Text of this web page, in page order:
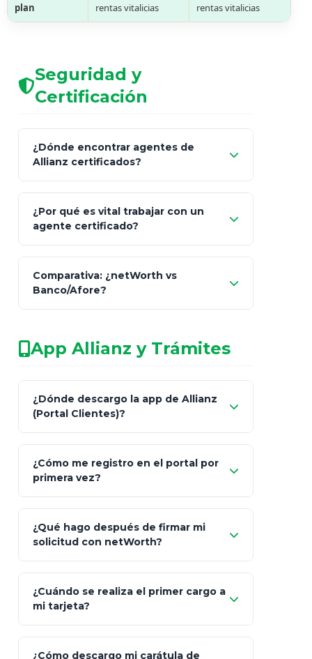
plan
rentas vitalicias
rentas vitalicias
Seguridad y
Certificación
¿Dónde encontrar agentes de
Allianz certificados?
Seguros y Fianzas (CNSF)
netWorth
patrimonio con asesores informales en
redes sociales.
¿Por qué es vital trabajar con un
agente certificado?
consultor técnico
legalmente facultado
Comparativa: ¿netWorth vs
Banco/Afore?
Característica netWorth (Certificado)
Fiscalidad Estrategia Art. 151 / 93
App Allianz y Trámites
¿Dónde descargo la app de Allianz
(Portal Clientes)?
Client"
App Store (iOS) Google Play
¿Cómo me registro en el portal por
primera vez?
Bienvenida
"¿Aún no tienes cuenta?
Regístrate"
¿Qué hago después de firmar mi
solicitud con netWorth?
¿Cuándo se realiza el primer cargo a
mi tarjeta?
¿Cómo descargo mi carátula de